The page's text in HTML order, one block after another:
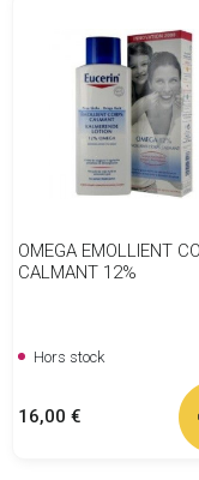
OMEGA EMOLLIENT
CALMANT 12%
Hors stock
Prix
16,00 €